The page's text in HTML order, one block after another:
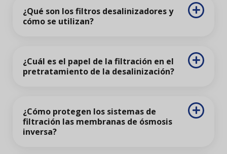
¿Qué son los filtros desalinizadores y
cómo se utilizan?
¿Cuál es el papel de la filtración en el
pretratamiento de la desalinización?
¿Cómo protegen los sistemas de
filtración las membranas de ósmosis
inversa?